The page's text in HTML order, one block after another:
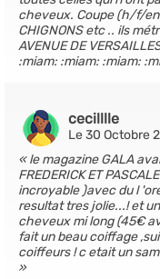
cheveux. Coupe (h/f/
CHIGNONS etc .. ils
AVENUE DE
:miam: :miam: :miam:
cecilllle
Le 30 Octobre
le magazine GALA
FREDERICK ET
incroyable )avec du l
resultat tres jolie...! et
cheveux mi long (45€
fait un beau coiffage
coiffeurs ! c etait un